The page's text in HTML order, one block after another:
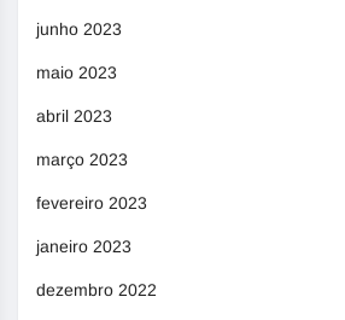
junho 2023
maio 2023
abril 2023
março 2023
fevereiro 2023
janeiro 2023
dezembro 2022